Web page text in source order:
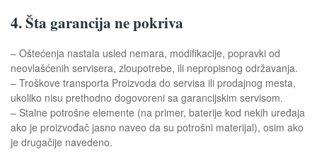
4. Šta garancija ne pokriva
– Oštećenja nastala usled nemara, modifikacije, popravki od
neovlašćenih servisera, zloupotrebe, ili nepropisnog održavanja.
– Troškove transporta Proizvoda do servisa ili prodajnog mesta,
ukoliko nisu prethodno dogovoreni sa garancijskim servisom.
– Stalne potrošne elemente (na primer, baterije kod nekih uređaja
ako je proizvođač jasno naveo da su potrošni materijal), osim ako
je drugačije navedeno.